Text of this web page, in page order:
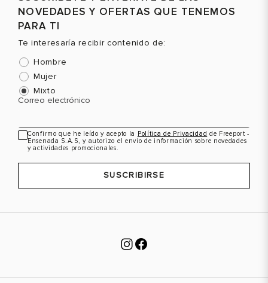
42 9
43
Color
VER PRODUCTO
NOVEDADES Y OFERTAS QUE TENEMOS
PARA TI
Te interesaría recibir contenido de:
Hombre
Mujer
Mixto
Correo electrónico
Confirmo que he leído y acepto la Política de Privacidad de Freeport -
Ensenada S.A.S, y autorizo el envío de información sobre novedades
y actividades promocionales.
SUSCRIBIRSE